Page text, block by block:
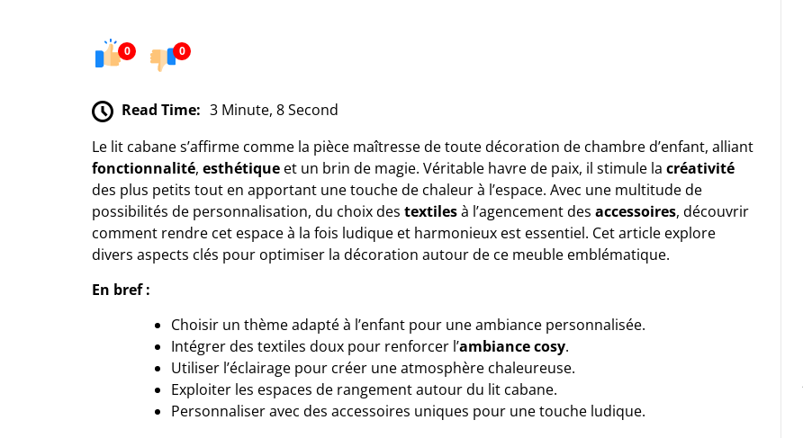
0 0
Read Time: 3 Minute, 8 Second
Le lit cabane s’affirme comme la pièce maîtresse de toute décoration de chambre d’enfant, alliant
fonctionnalité, esthétique et un brin de magie. Véritable havre de paix, il stimule la créativité
des plus petits tout en apportant une touche de chaleur à l’espace. Avec une multitude de
possibilités de personnalisation, du choix des textilesà l’agencement des accessoires, découvrir
comment rendre cet espace à la fois ludique et harmonieux est essentiel. Cet article explore
divers aspects clés pour optimiser la décoration autour de ce meuble emblématique.
En bref :
Choisir un thème adapté à l’enfant pour une ambiance personnalisée.
Intégrer des textiles doux pour renforcer l’ambiance cosy.
Utiliser l’éclairage pour créer une atmosphère chaleureuse.
Exploiter les espaces de rangement autour du lit cabane.
Personnaliser avec des accessoires uniques pour une touche ludique.